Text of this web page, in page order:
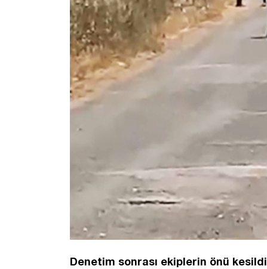
Denetim sonrası ekiplerin önü kesildi